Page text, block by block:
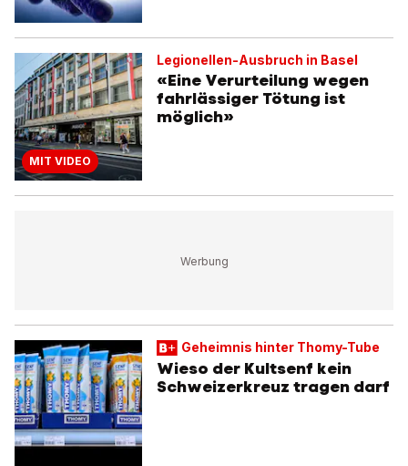
MIT VIDEO
Legionellen-Ausbruch in Basel
«Eine Verurteilung wegen
fahrlässiger Tötung ist
möglich»
Geheimnis hinter Thomy-Tube
Wieso der Kultsenf kein
Schweizerkreuz tragen darf